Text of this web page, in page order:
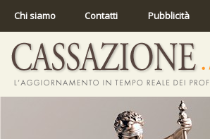
Chi siamo Contatti Pubblicità